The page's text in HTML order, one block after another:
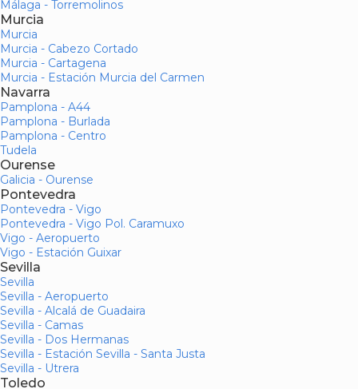
Málaga - Torremolinos
Murcia
Murcia
Murcia - Cabezo Cortado
Murcia - Cartagena
Murcia - Estación Murcia del Carmen
Navarra
Pamplona - A44
Pamplona - Burlada
Pamplona - Centro
Tudela
Ourense
Galicia - Ourense
Pontevedra
Pontevedra - Vigo
Pontevedra - Vigo Pol. Caramuxo
Vigo - Aeropuerto
Vigo - Estación Guixar
Sevilla
Sevilla
Sevilla - Aeropuerto
Sevilla - Alcalá de Guadaira
Sevilla - Camas
Sevilla - Dos Hermanas
Sevilla - Estación Sevilla - Santa Justa
Sevilla - Utrera
Toledo